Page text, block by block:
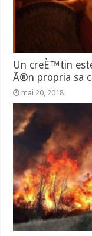
Un creÈ™tin
Ã®n propria sa
mai 20, 2018